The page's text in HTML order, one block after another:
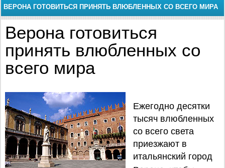
ВЕРОНА ГОТОВИТЬСЯ ПРИНЯТЬ ВЛЮБЛЕННЫХ СО ВСЕГО МИРА
Верона готовиться
принять влюбленных со
всего мира
Ежегодно десятки
тысяч влюбленных
со всего света
приезжают в
итальянский город